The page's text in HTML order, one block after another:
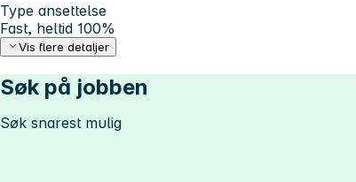
Type ansettelse
Fast, heltid 100%
Vis flere detaljer
Søk på jobben
Søk snarest mulig